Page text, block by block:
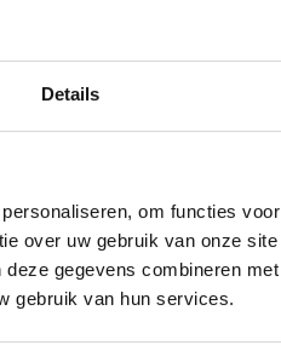
Details
om functies
over uw gebruik van onze
gegevens combineren
gebruik van hun services.